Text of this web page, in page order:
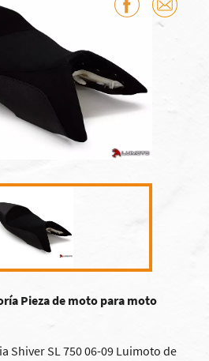
Pieza de moto para moto
Shiver SL 750 06-09 Luimoto de